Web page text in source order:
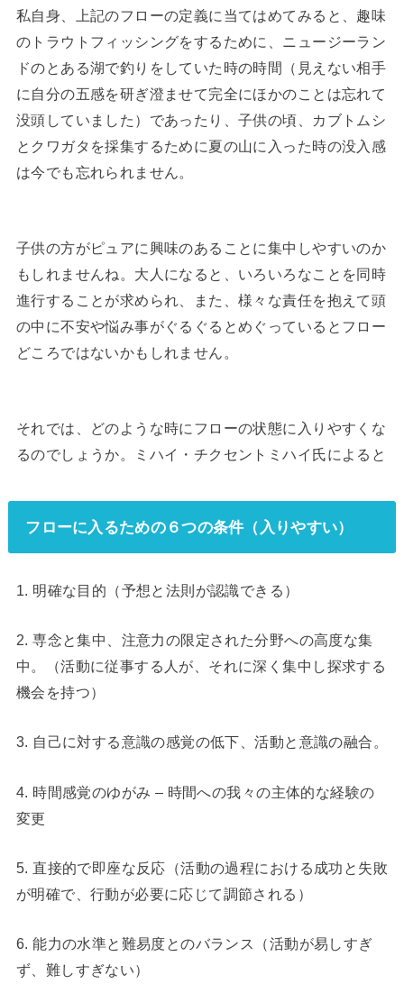
私自身、上記のフローの定義に当てはめてみると、趣味
のトラウトフィッシングをするために、ニュージーラン
ドのとある湖で釣りをしていた時の時間（見えない相手
に自分の五感を研ぎ澄ませて完全にほかのことは忘れて
没頭していました）であったり、子供の頃、カブトムシ
とクワガタを採集するために夏の山に入った時の没入感
は今でも忘れられません。
子供の方がピュアに興味のあることに集中しやすいのか
もしれませんね。大人になると、いろいろなことを同時
進行することが求められ、また、様々な責任を抱えて頭
の中に不安や悩み事がぐるぐるとめぐっているとフロー
どころではないかもしれません。
それでは、どのような時にフローの状態に入りやすくな
るのでしょうか。ミハイ・チクセントミハイ氏によると
フローに入るための６つの条件（入りやすい）
1. 明確な目的（予想と法則が認識できる）
2. 専念と集中、注意力の限定された分野への高度な集
中。（活動に従事する人が、それに深く集中し探求する
機会を持つ）
3. 自己に対する意識の感覚の低下、活動と意識の融合。
4. 時間感覚のゆがみ – 時間への我々の主体的な経験の
変更
5. 直接的で即座な反応（活動の過程における成功と失敗
が明確で、行動が必要に応じて調節される）
6. 能力の水準と難易度とのバランス（活動が易しすぎ
ず、難しすぎない）